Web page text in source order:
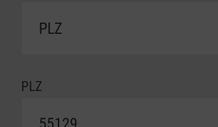
PLZ